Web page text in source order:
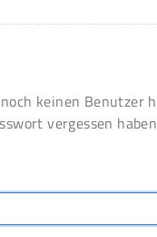
keinen Benutzer
vergessen